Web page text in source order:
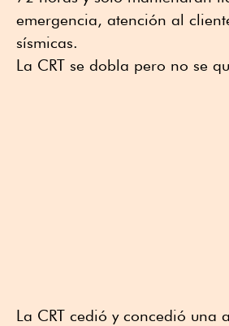
emergencia, atención al
sísmicas.
La CRT se dobla pero no se
La CRT cedió y concedió una